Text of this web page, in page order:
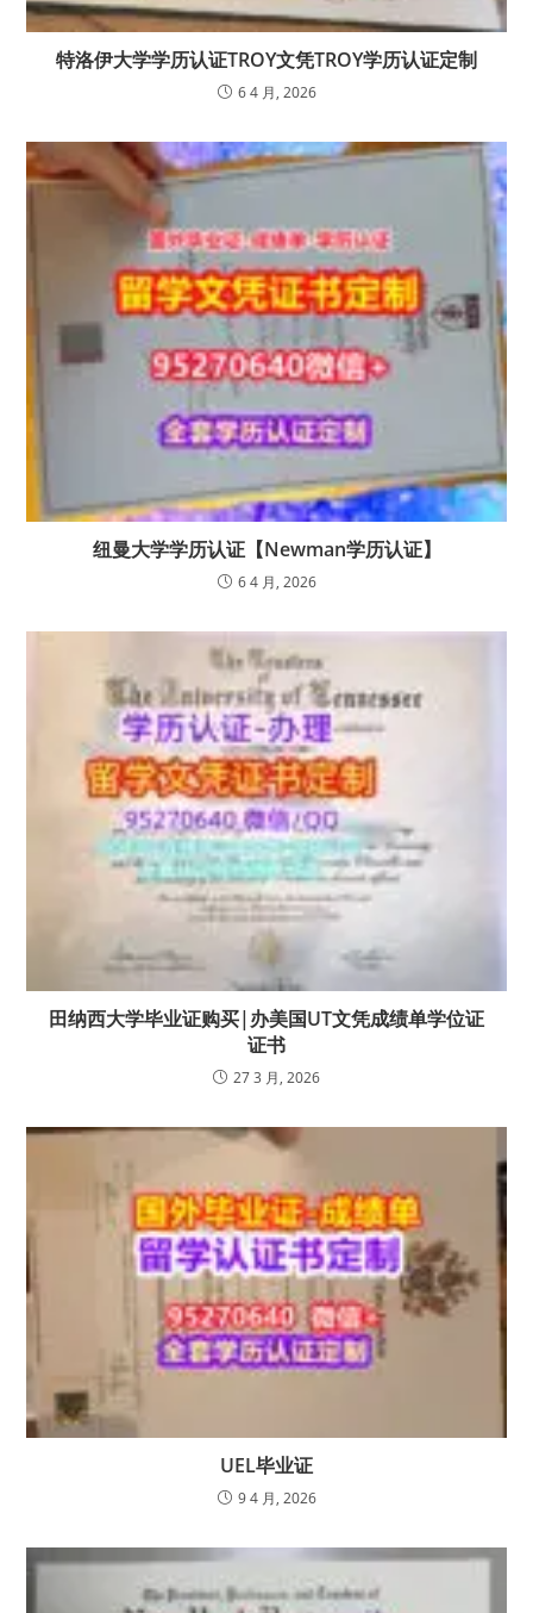
特洛伊大学学历认证TROY文凭TROY学历认证定制
6 4 月, 2026
纽曼大学学历认证【Newman学历认证】
6 4 月, 2026
田纳西大学毕业证购买|办美国UT文凭成绩单学位证
证书
27 3 月, 2026
UEL毕业证
9 4 月, 2026